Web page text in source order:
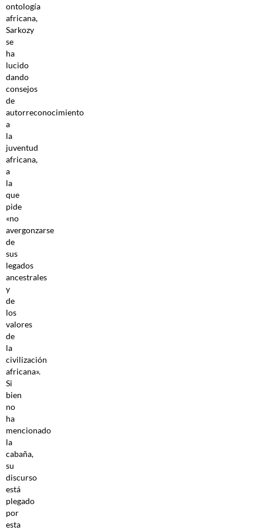
ontología
africana,
Sarkozy
se
ha
lucido
dando
consejos
de
autorreconocimiento
a
la
juventud
africana,
a
la
que
pide
«no
avergonzarse
de
sus
legados
ancestrales
y
de
los
valores
de
la
civilización
africana».
Si
bien
no
ha
mencionado
la
cabaña,
su
discurso
está
plegado
por
esta